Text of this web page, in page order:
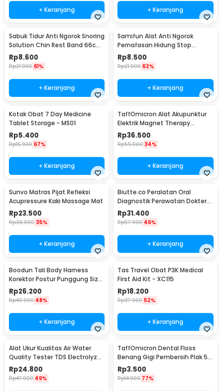
+ Keranjang + Keranjang
Sabuk Tidur Anti Ngorok Snoring
Solution Chin Rest Band 66cm
- 5582
Rp8.600
Rp21.900 61%
+ Keranjang
Samifun Alat Anti Ngorok
Pernafasan Hidung Stop
Snoring Air Purifier - MX-555
Rp8.500
Rp21.900 62%
+ Keranjang
Kotak Obat 7 Day Medicine
Tablet Storage - MS01
Rp5.400
Rp15.900 67%
+ Keranjang
TaffOmicron Alat Akupunktur
Elektrik Magnet Therapy
Battery - DF-618
Rp36.500
Rp55.000 34%
+ Keranjang
Sunvo Matras Pijat Refleksi
Acupressure Kaki Massage Mat
Rp23.500
Rp36.000 35%
+ Keranjang
Biutte.co Peralatan Oral
Diagnostik Perawatan Dokter
Gigi Dental 5in1 - 7CKQ01
Rp31.400
Rp57.900 46%
+ Keranjang
Boodun Tali Body Harness
Korektor Postur Punggung Size
M - BBJ-15
Rp26.200
Rp49.900 48%
+ Keranjang
Tas Travel Obat P3K Medical
First Aid Kit - XC115
Rp18.200
Rp37.900 52%
+ Keranjang
Alat Ukur Kualitas Air Water
Quality Tester TDS Electrolyzer
- JJ2850
Rp24.800
Rp47.900 49%
TaffOmicron Dental Floss
Benang Gigi Pembersih Plak 50
PCS - LMT-558
Rp3.500
Rp14.900 77%